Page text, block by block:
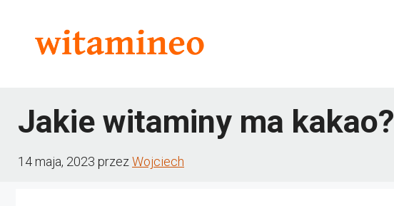
Jakie witaminy ma kakao?
14 maja, 2023 przezWojciech